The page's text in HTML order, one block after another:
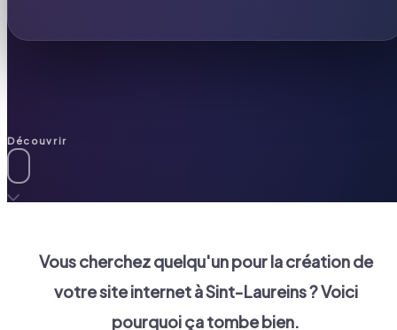
Découvrir
Vous cherchez quelqu'un pour la création de
votre site internet àSint-Laureins? Voici
pourquoi ça tombe bien.